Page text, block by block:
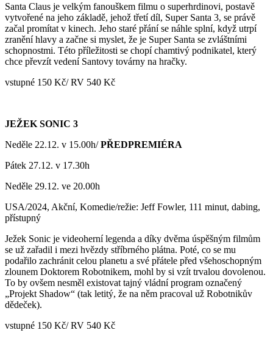
Santa Claus je velkým fanouškem filmu o superhrdinovi, postavě
vytvořené na jeho základě, jehož třetí díl, Super Santa 3, se právě
začal promítat v kinech. Jeho staré přání se náhle splní, když utrpí
zranění hlavy a začne si myslet, že je Super Santa se zvláštními
schopnostmi. Této příležitosti se chopí chamtivý podnikatel, který
chce převzít vedení Santovy továrny na hračky.
vstupné 150 Kč/ RV 540 Kč
JEŽEK SONIC 3
Neděle 22.12. v 15.00h/PŘEDPREMIÉRA
Pátek 27.12. v 17.30h
Neděle 29.12. ve 20.00h
USA/2024, Akční, Komedie/režie: Jeff Fowler, 111 minut, dabing,
přístupný
Ježek Sonic je videoherní legenda a díky dvěma úspěšným filmům
se už zařadil i mezi hvězdy stříbrného plátna. Poté, co se mu
podařilo zachránit celou planetu a své přátele před všehoschopným
zlounem Doktorem Robotnikem, mohl by si vzít trvalou dovolenou.
To by ovšem nesměl existovat tajný vládní program označený
„Projekt Shadow“ (tak letitý, že na něm pracoval už Robotnikův
dědeček).
vstupné 150 Kč/ RV 540 Kč